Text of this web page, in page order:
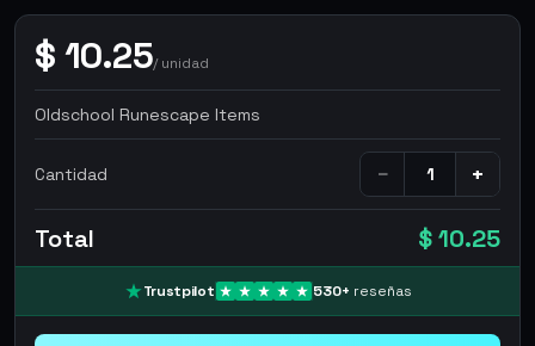
$ 10.25/unidad
Oldschool Runescape Items
Cantidad − +
Total $ 10.25
Trustpilot 530+ reseñas